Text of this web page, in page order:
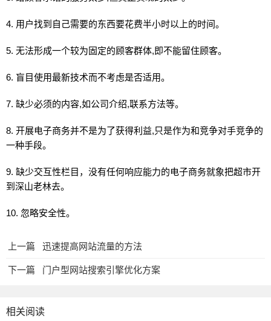
4. 用户找到自己需要的东西要花费半小时以上的时间。
5. 无法形成一个较为固定的顾客群体,即不能留住顾客。
6. 盲目使用最新技术而不考虑是否适用。
7. 缺少必须的内容,如公司介绍,联系方法等。
8. 开展电子商务并不是为了获得利益,只是作为和竞争对手竞争的
一种手段。
9. 缺少交互性栏目，没有任何响应能力的电子商务就象把超市开
到深山老林去。
10. 忽略安全性。
上一篇 迅速提高网站流量的方法
下一篇 门户型网站搜索引擎优化方案
相关阅读